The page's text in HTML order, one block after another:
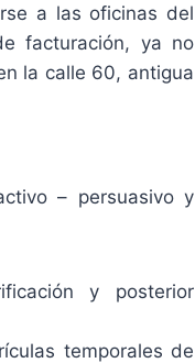
a las oficinas del
facturación, ya no
la calle 60, antigua
– persuasivo y
y posterior
temporales de